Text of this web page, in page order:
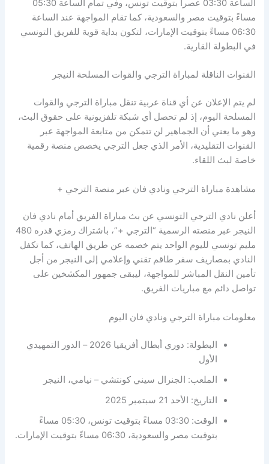
الساعة 03:30 عصراً بتوقيت تونس، وفي تمام الساعة 05:30
مساءً بتوقيت مصر والسعودية، كما تقام المواجهة عند الساعة
06:30 مساءً بتوقيت الإمارات، لتكون بداية قوية للفريق التونسي
في البطولة القارية.
القنوات الناقلة لمباراة الترجي والقوات المسلحة النيجر
لم يتم الإعلان عن أي قناة عربية تنقل مباراة الترجي والقوات
المسلحة اليوم، إذ لم تحصل أي شبكة تلفزيونية على حقوق البث،
وهو ما يعني أن الجماهير لن تتمكن من متابعة المواجهة عبر
القنوات التقليدية، الأمر الذي جعل الترجي يخصص منصة رقمية
خاصة لبث اللقاء.
مشاهدة مباراة الترجي ونادي فان عبر منصة الترجي +
أعلن نادي الترجي التونسي عن بث مباراة الفريق أمام نادي فان
النيجر عبر منصته الرسمية “الترجي +”، باشتراك رمزي قدره 480
مليم تونسي لليوم الواحد يتم خصمه عن طريق الهاتف، كما تكفل
النادي بمصاريف سفر طاقم تقني وإعلامي إلى النيجر من أجل
تأمين النقل المباشر للمواجهة، ليبقى جمهور المكشخين على
تواصل دائم مع مباريات الفريق.
معلومات مباراة الترجي ونادي فان اليوم
البطولة: دوري أبطال أفريقيا 2026 – الدور التمهيدي
الأول
الملعب: الجنرال سيني كونتشي – نيامي، النيجر
التاريخ: الأحد 21 سبتمبر 2025
الوقت: 03:30 مساءً بتوقيت تونس، 05:30 مساءً
بتوقيت مصر والسعودية، 06:30 مساءً بتوقيت الإمارات.